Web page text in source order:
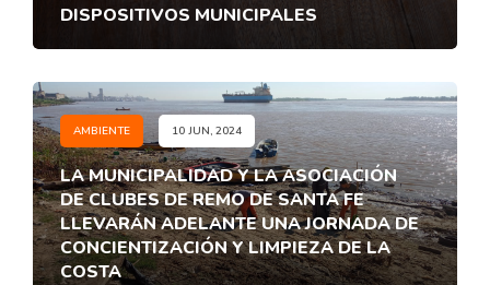
DISPOSITIVOS MUNICIPALES
AMBIENTE 10 JUN, 2024
LA MUNICIPALIDAD Y LA ASOCIACIÓN
DE CLUBES DE REMO DE SANTA FE
LLEVARÁN ADELANTE UNA JORNADA DE
CONCIENTIZACIÓN Y LIMPIEZA DE LA
COSTA